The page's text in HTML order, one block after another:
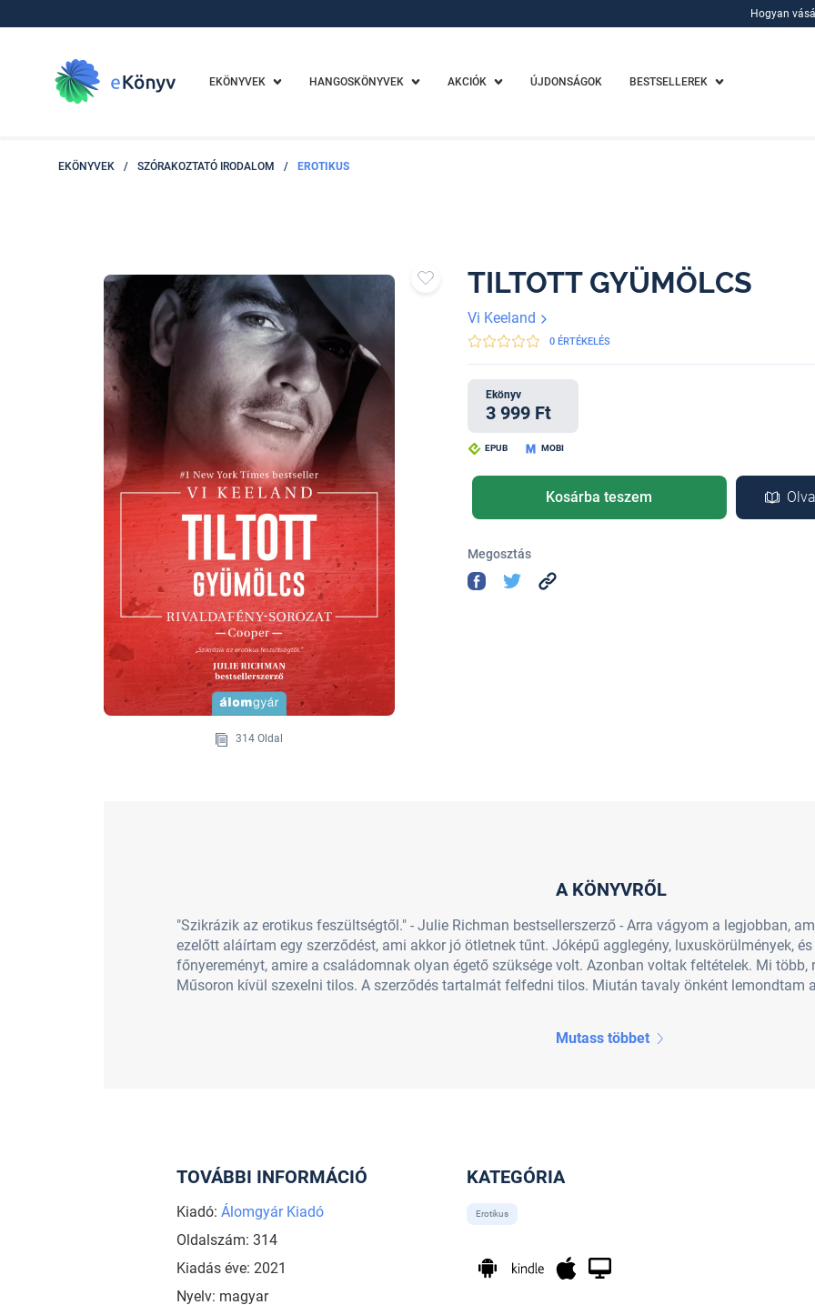
Hogyan
EKÖNYVEK HANGOSKÖNYVEK AKCIÓK ÚJDONSÁGOK BESTSELLEREK
EKÖNYVEK / SZÓRAKOZTATÓ IRODALOM / EROTIKUS
314 Oldal
TILTOTT GYÜMÖLCS
Vi Keeland
0 ÉRTÉKELÉS
Ekönyv
3 999 Ft
EPUB MOBI
Kosárba teszem
Megosztás
A KÖNYVRŐL
"Szikrázik az erotikus feszültségtől." - Julie Richman bestsellerszerző - Arra vágyom a legjobban,
ezelőtt aláírtam egy szerződést, ami akkor jó ötletnek tűnt. Jóképű agglegény, luxuskörülmények,
főnyereményt, amire a családomnak olyan égető szüksége volt. Azonban voltak feltételek. Mi
Műsoron kívül szexelni tilos. A szerződés tartalmát felfedni tilos. Miután tavaly önként lemondtam
Mutass többet
TOVÁBBI INFORMÁCIÓ
Kiadó: Álomgyár Kiadó
Oldalszám: 314
Kiadás éve: 2021
Nyelv: magyar
KATEGÓRIA
Erotikus